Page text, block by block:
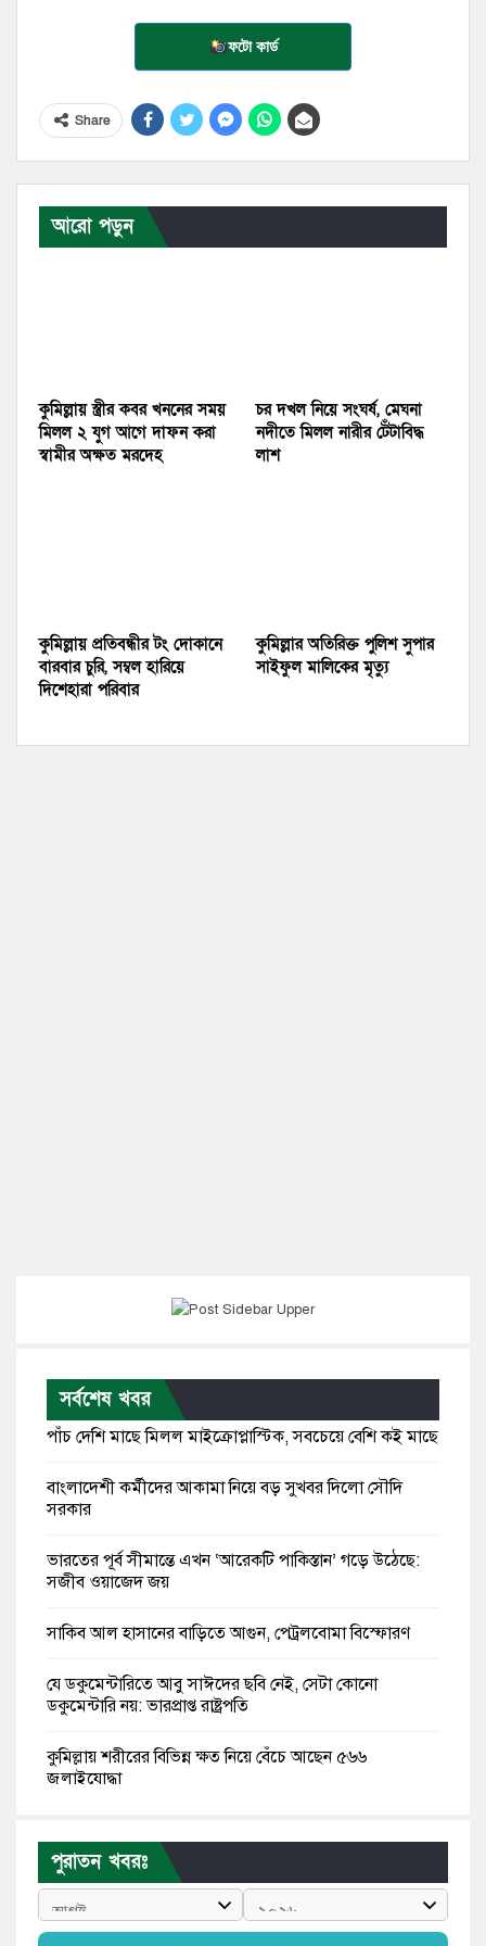
ফটো কার্ড
Share
আরো পড়ুন
কুমিল্লায় স্ত্রীর কবর খননের সময়
মিলল ২ যুগ আগে দাফন করা
স্বামীর অক্ষত মরদেহ
চর দখল নিয়ে সংঘর্ষ, মেঘনা
নদীতে মিলল নারীর টেঁটাবিদ্ধ
লাশ
কুমিল্লায় প্রতিবন্ধীর টং দোকানে
বারবার চুরি, সম্বল হারিয়ে
দিশেহারা পরিবার
কুমিল্লার অতিরিক্ত পুলিশ সুপার
সাইফুল মালিকের মৃত্যু
সর্বশেষ খবর
পাঁচ দেশি মাছে মিলল মাইক্রোপ্লাস্টিক, সবচেয়ে বেশি কই মাছে
বাংলাদেশী কর্মীদের আকামা নিয়ে বড় সুখবর দিলো সৌদি
সরকার
ভারতের পূর্ব সীমান্তে এখন ‘আরেকটি পাকিস্তান’ গড়ে উঠেছে:
সজীব ওয়াজেদ জয়
সাকিব আল হাসানের বাড়িতে আগুন, পেট্রলবোমা বিস্ফোরণ
যে ডকুমেন্টারিতে আবু সাঈদের ছবি নেই, সেটা কোনো
ডকুমেন্টারি নয়: ভারপ্রাপ্ত রাষ্ট্রপতি
কুমিল্লায় শরীরের বিভিন্ন ক্ষত নিয়ে বেঁচে আছেন ৫৬৬
জুলাইযোদ্ধা
পাটওয়ারী
শেখ হাসিনাকে আর রাখতে চাচ্ছে না ভারত: আসিফ মাহমুদ
পুরাতন খবরঃ